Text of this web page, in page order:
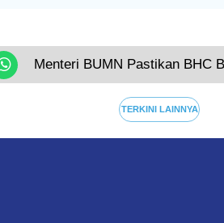
Menteri BUMN Pastikan BHC
Terkini
TERKINI LAINNYA